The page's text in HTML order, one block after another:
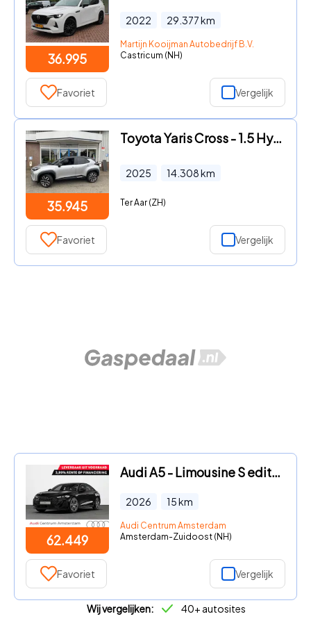
36.995
2022 29.377km
Martijn Kooijman Autobedrijf B.V.
Castricum (NH)
Favoriet Vergelijk
35.945
Toyota Yaris Cross - 1.5 Hybrid 130 Launch Edition
2025 14.308km
Ter Aar (ZH)
Favoriet Vergelijk
62.449
Audi A5 - Limousine S edition 2.0 TFSI e 299 pk | Techniek pakket plus
2026 15km
Audi Centrum Amsterdam
Amsterdam-Zuidoost (NH)
Favoriet Vergelijk
Wij vergelijken: 40+ autosites